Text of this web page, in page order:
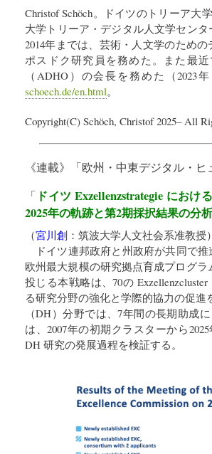
Christof Schöch。ドイツのトリーア
大学トリーア・デジタル人文学セン
2014年までは、芸術・人文学のため
ポスドク研究員を務めた。また最
（ADHO）の会長を務めた（2023
schoech.de/en.html。
Copyright(C) Schöch, Christof 2025– All
《連載》「欧州・中東デジタル・
「 ドイツ Exzellenzstrategie にお
2025年の軌跡と第2期採択結果の分析
（宮川創 ： 筑波大学人文社会系准教授）
ドイツ連邦政府と州政府が共同で推
欧州最大規模の研究拠点育成プログラ
投じる本戦略は、70の
る研究分野の強化と学際的協力の促
（DH）分野では、7年間の長期助成
は、2007年の初期クラスターから
DH 研究の発展過程を検証する。